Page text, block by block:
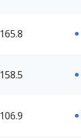
165.8
158.5
106.9